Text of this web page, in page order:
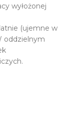
wyłożonej
(ujemne w
oddzielnym